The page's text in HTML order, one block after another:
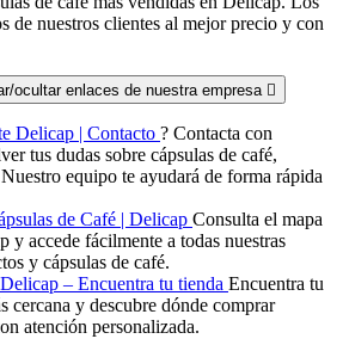
de nuestros clientes al mejor precio y con
ocultar enlaces de nuestra empresa 
Delicap | Contacto ? Contacta con
tus dudas sobre cápsulas de café,
equipo te ayudará de forma rápida
de Café | Delicap Consulta el mapa
y accede fácilmente a todas nuestras
y cápsulas de café.
– Encuentra tu tienda Encuentra tu
cercana y descubre dónde comprar
atención personalizada.